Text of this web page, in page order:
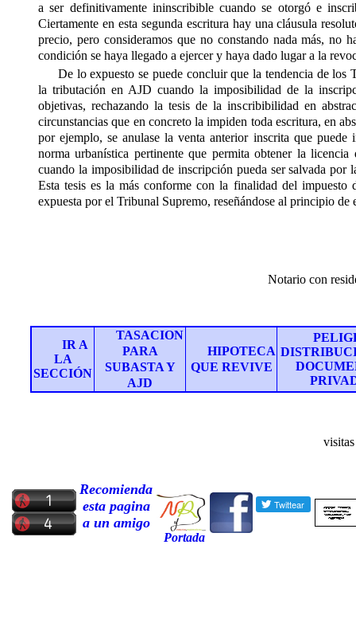
a ser definitivamente ininscribible cuando se otorgó e
Ciertamente en esta segunda escritura hay una cláusula
precio, pero consideramos que no constando nada más, no
condición se haya llegado a ejercer y haya dado lugar a la
De lo expuesto se puede concluir que la tendencia de los
la tributación en AJD cuando la imposibilidad de la
objetivas, rechazando la tesis de la inscribibilidad en
circunstancias que en concreto la impiden toda escritura, en
por ejemplo, se anulase la venta anterior inscrita que puede
norma urbanística pertinente que permita obtener la licencia
cuando la imposibilidad de inscripción pueda ser salvada por
Esta tesis es la más conforme con la finalidad del impuesto
expuesta por el Tribunal Supremo, reseñándose al principio de
Notario con residencia
IR A
LA
SECCIÓN
TASACION
PARA
SUBASTA Y
AJD
HIPOTECA
QUE REVIVE
Recomienda
esta pagina
a un amigo
Portada